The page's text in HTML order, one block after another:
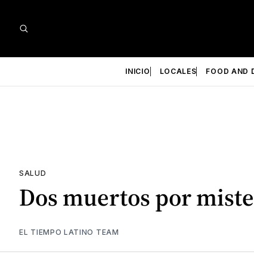
INICIO LOCALES FOOD AND
SALUD
Dos muertos por
EL TIEMPO LATINO TEAM